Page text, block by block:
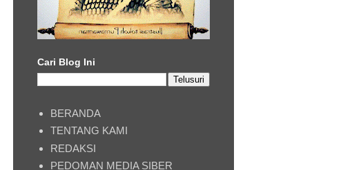
Cari Blog Ini
BERANDA
TENTANG KAMI
REDAKSI
PEDOMAN MEDIA SIBER